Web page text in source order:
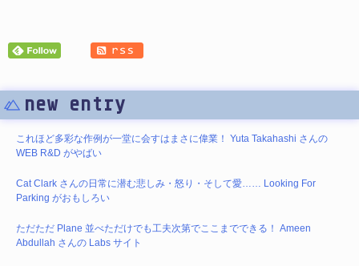
new entry
これほど多彩な作例が一堂に会すはまさに偉業！ Yuta Takahashi さんの
WEB R&D がやばい
Cat Clark さんの日常に潜む悲しみ・怒り・そして愛…… Looking For
Parking がおもしろい
ただただ Plane 並べただけでも工夫次第でここまでできる！ Ameen
Abdullah さんの Labs サイト